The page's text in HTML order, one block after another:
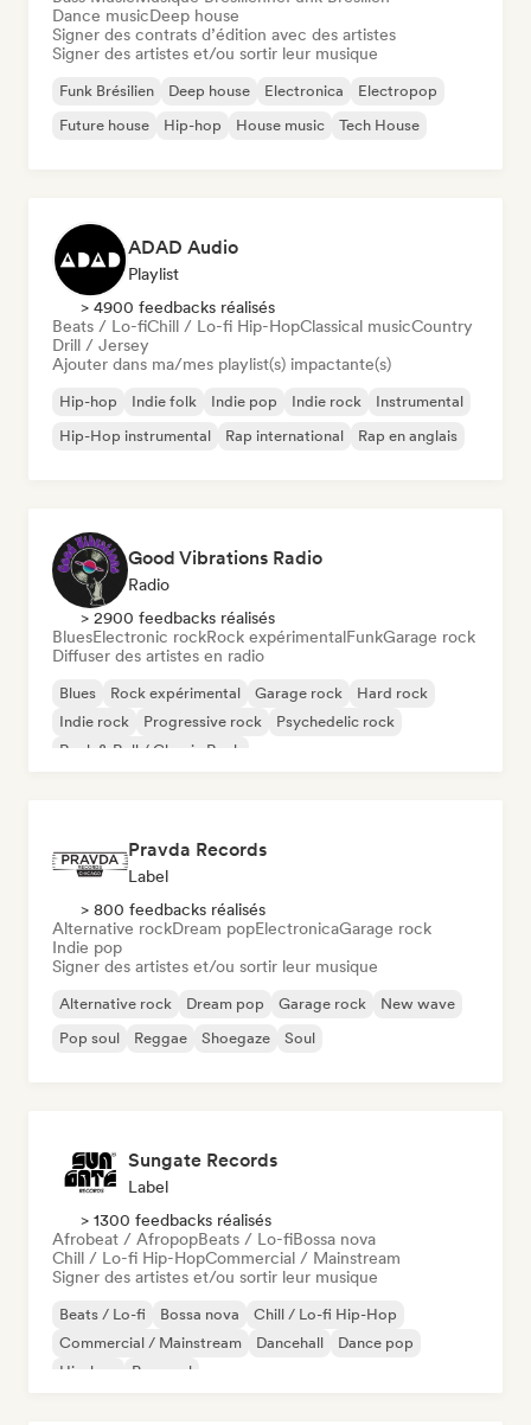
Dance musicDeep house
Signer des contrats d’édition avec des artistes
Signer des artistes et/ou sortir leur musique
Funk Brésilien Deep house Electronica
Electropop
Future house
Hip-hop House music Tech House
ADAD Audio
Playlist
> 4900 feedbacks réalisés
Beats / Lo-fiChill / Lo-fi Hip-HopClassical musicCountry
Drill / Jersey
Ajouter dans ma/mes playlist(s) impactante(s)
Hip-hop Indie folk Indie pop Indie rock
Instrumental
Hip-Hop instrumental
Rap international Rap en anglais
Good Vibrations Radio
Radio
> 2900 feedbacks réalisés
BluesElectronic rockRock expérimentalFunkGarage rock
Diffuser des artistes en radio
Blues Rock expérimental Garage rock
Hard rock
Indie rock
Progressive rock
Psychedelic rock
Rock & Roll / Classic Rock
Pravda Records
Label
> 800 feedbacks réalisés
Alternative rockDream popElectronicaGarage rock
Indie pop
Signer des artistes et/ou sortir leur musique
Alternative rock Dream pop Garage rock
New wave
Pop soul
Reggae Shoegaze Soul
Sungate Records
Label
> 1300 feedbacks réalisés
Afrobeat / AfropopBeats / Lo-fiBossa nova
Chill / Lo-fi Hip-HopCommercial / Mainstream
Signer des artistes et/ou sortir leur musique
Beats / Lo-fi Bossa nova
Chill / Lo-fi Hip-Hop
Commercial / Mainstream
Dancehall
Dance pop
Hip-hop
Pop soul